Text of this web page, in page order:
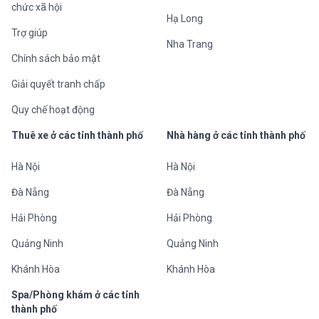
chức xã hội
Trợ giúp
Chính sách bảo mật
Giải quyết tranh chấp
Quy chế hoạt động
Hạ Long
Nha Trang
Thuê xe ở các tỉnh thành phố
Hà Nội
Đà Nẵng
Hải Phòng
Quảng Ninh
Khánh Hòa
Nhà hàng ở các tỉnh thành phố
Hà Nội
Đà Nẵng
Hải Phòng
Quảng Ninh
Khánh Hòa
Spa/Phòng khám ở các tỉnh
thành phố